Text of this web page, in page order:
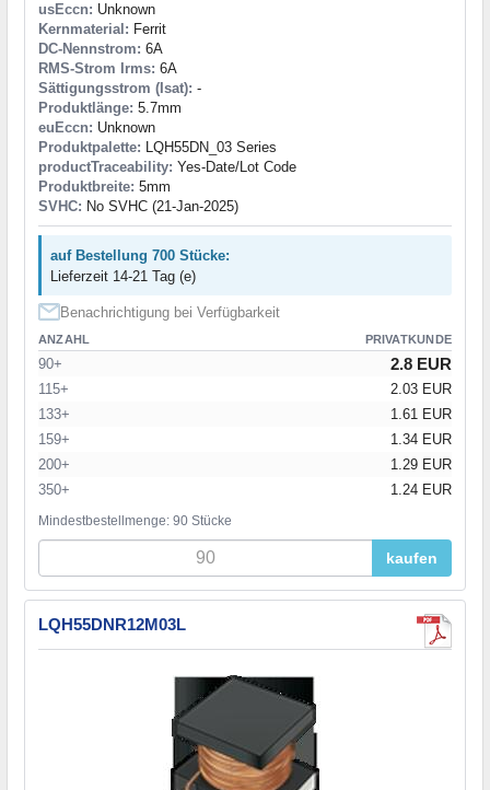
usEccn: Unknown
Kernmaterial: Ferrit
DC-Nennstrom: 6A
RMS-Strom Irms: 6A
Sättigungsstrom (Isat): -
Produktlänge: 5.7mm
euEccn: Unknown
Produktpalette: LQH55DN_03 Series
productTraceability: Yes-Date/Lot Code
Produktbreite: 5mm
SVHC: No SVHC (21-Jan-2025)
auf Bestellung 700 Stücke:
Lieferzeit 14-21 Tag (e)
Benachrichtigung bei Verfügbarkeit
ANZAHL PRIVATKUNDE
90+ 2.8 EUR
115+
2.03 EUR
133+
1.61 EUR
159+
1.34 EUR
200+
1.29 EUR
350+
1.24 EUR
Mindestbestellmenge: 90 Stücke
kaufen
LQH55DNR12M03L